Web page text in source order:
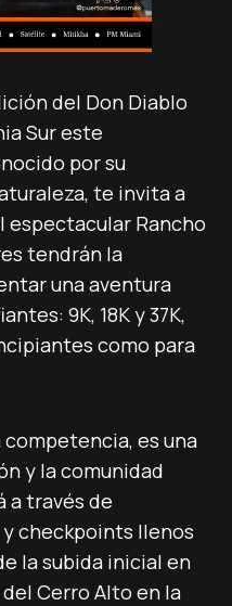
del Don Diablo
Sur este
por su
te invita a
espectacular Rancho
tendrán la
una aventura
9K, 18K y 37K,
como para
competencia, es una
y la comunidad
a través de
checkpoints llenos
la subida inicial en
Cerro Alto en la